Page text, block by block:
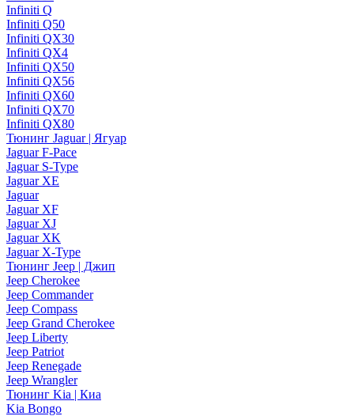
Infiniti Q
Infiniti Q50
Infiniti QX30
Infiniti QX4
Infiniti QX50
Infiniti QX56
Infiniti QX60
Infiniti QX70
Infiniti QX80
Тюнинг Jaguar | Ягуар
Jaguar F-Pace
Jaguar S-Type
Jaguar XE
Jaguar
Jaguar XF
Jaguar XJ
Jaguar XK
Jaguar X-Type
Тюнинг Jeep | Джип
Jeep Cherokee
Jeep Commander
Jeep Compass
Jeep Grand Cherokee
Jeep Liberty
Jeep Patriot
Jeep Renegade
Jeep Wrangler
Тюнинг Kia | Киа
Kia Bongo